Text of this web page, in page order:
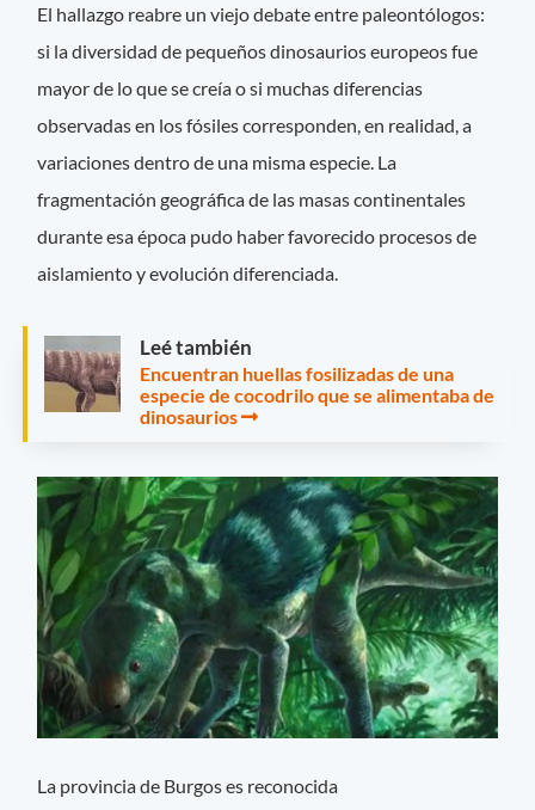
El hallazgo reabre un viejo debate entre paleontólogos:
si la diversidad de pequeños dinosaurios europeos fue
mayor de lo que se creía o si muchas diferencias
observadas en los fósiles corresponden, en realidad, a
variaciones dentro de una misma especie. La
fragmentación geográfica de las masas continentales
durante esa época pudo haber favorecido procesos de
aislamiento y evolución diferenciada.
Leé también
Encuentran huellas fosilizadas de una
especie de cocodrilo que se alimentaba de
dinosaurios
La provincia de Burgos es reconocida